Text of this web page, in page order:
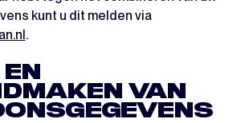
kunt u dit melden via
.
VAN